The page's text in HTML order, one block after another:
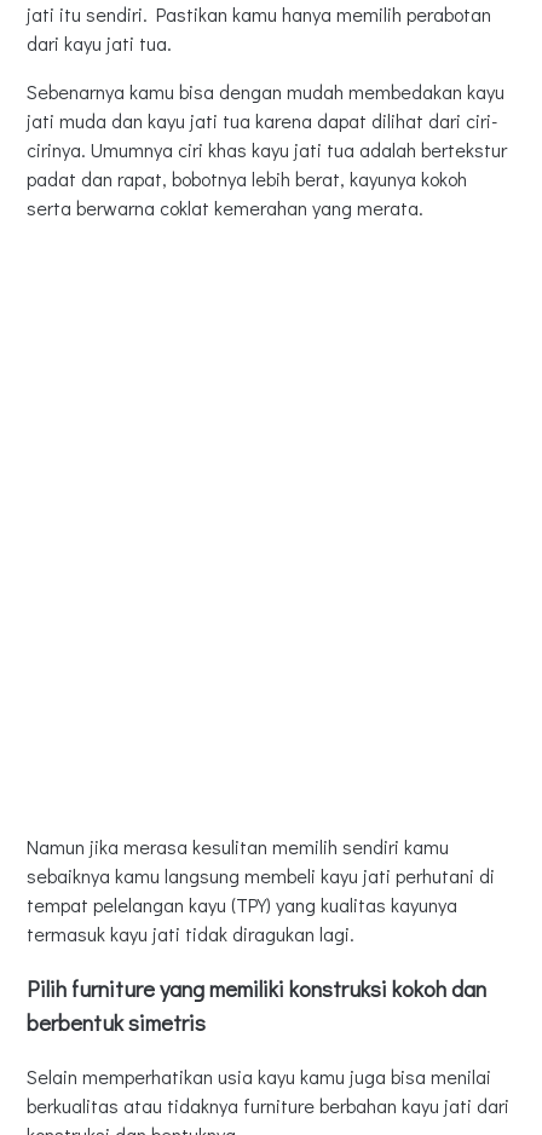
jati itu sendiri. Pastikan kamu hanya memilih perabotan
dari kayu jati tua.
Sebenarnya kamu bisa dengan mudah membedakan kayu
jati muda dan kayu jati tua karena dapat dilihat dari ciri-
cirinya. Umumnya ciri khas kayu jati tua adalah bertekstur
padat dan rapat, bobotnya lebih berat, kayunya kokoh
serta berwarna coklat kemerahan yang merata.
Namun jika merasa kesulitan memilih sendiri kamu
sebaiknya kamu langsung membeli kayu jati perhutani di
tempat pelelangan kayu (TPY) yang kualitas kayunya
termasuk kayu jati tidak diragukan lagi.
Pilih furniture yang memiliki konstruksi kokoh dan
berbentuk simetris
Selain memperhatikan usia kayu kamu juga bisa menilai
berkualitas atau tidaknya furniture berbahan kayu jati dari